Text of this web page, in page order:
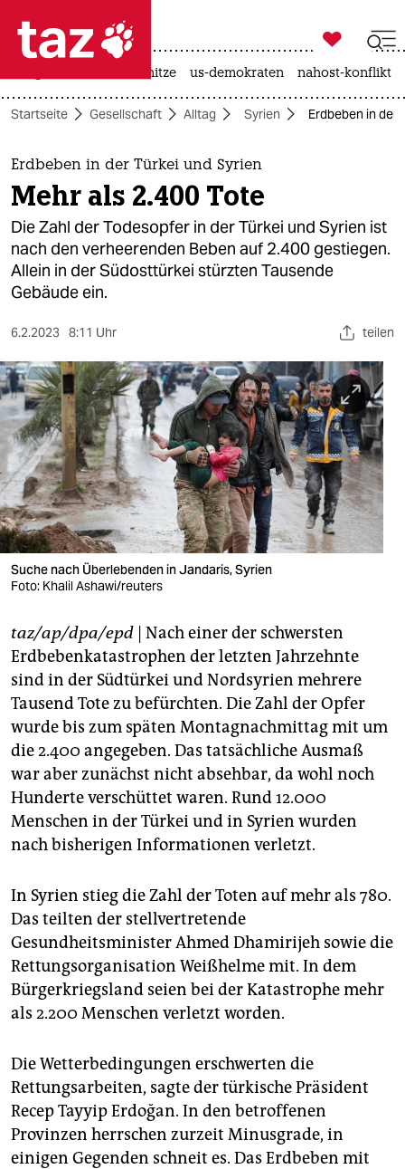
 taz zahl ich
taz zahl ich
themen
politik
öko
gesellschaft
kultur
sport
berlin
nord
wahrheit
verlag
verlag
shop
fragen & hilfe
unterstützen
abo
genossenschaft
epaper login

taz zahl ich
hitze us-demokraten nahost-konflikt
Startseite Gesellschaft Alltag Syrien Erdbeben in der
Erdbeben in der Türkei und Syrien
Mehr als 2.400 Tote
Die Zahl der Todesopfer in der Türkei und Syrien ist
nach den verheerenden Beben auf 2.400 gestiegen.
Allein in der Südosttürkei stürzten Tausende
Gebäude ein.
6.2.2023 8:11 Uhr teilen
Suche nach Überlebenden in Jandaris, Syrien
Foto: Khalil Ashawi/reuters
taz/ap/dpa/epd | Nach einer der schwersten
Erdbebenkatastrophen der letzten Jahrzehnte
sind in der Südtürkei und Nordsyrien mehrere
Tausend Tote zu befürchten. Die Zahl der Opfer
wurde bis zum späten Montagnachmittag mit um
die 2.400 angegeben. Das tatsächliche Ausmaß
war aber zunächst nicht absehbar, da wohl noch
Hunderte verschüttet waren. Rund 12.000
Menschen in der Türkei und in Syrien wurden
nach bisherigen Informationen verletzt.
In Syrien stieg die Zahl der Toten auf mehr als 780.
Das teilten der stellvertretende
Gesundheitsminister Ahmed Dhamirijeh sowie die
Rettungsorganisation Weißhelme mit. In dem
Bürgerkriegsland seien bei der Katastrophe mehr
als 2.200 Menschen verletzt worden.
Die Wetterbedingungen erschwerten die
Rettungsarbeiten, sagte der türkische Präsident
Recep Tayyip Erdoğan. In den betroffenen
Provinzen herrschen zurzeit Minusgrade, in
einigen Gegenden schneit es. Das Erdbeben mit